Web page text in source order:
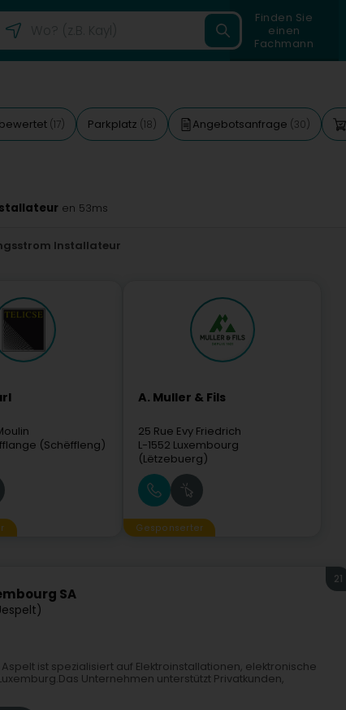
Finden Sie
einen
Fachmann
(17) Parkplatz (18) Angebotsanfrage (30)
en 53ms
Installateur
(Schëffleng)
A. Muller & Fils
25 Rue Evy Friedrich
L-1552 Luxembourg
(Lëtzebuerg)
Gesponserter
SA
21
ist spezialisiert auf Elektroinstallationen, elektronische
Unternehmen unterstützt Privatkunden,